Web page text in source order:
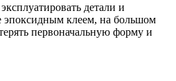
детали и
эпоксидным клеем, на большом
первоначальную форму и